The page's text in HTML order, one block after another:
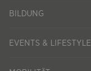
BILDUNG
EVENTS & LIFESTYLE